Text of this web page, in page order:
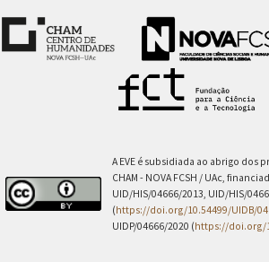
A EVE é subsidiada ao abrigo dos
CHAM - NOVA FCSH / UAc,
UID/HIS/04666/2013, UID/HIS/
(https://doi.org/10.54499/UIDB/
UIDP/04666/2020 (https://doi.org/